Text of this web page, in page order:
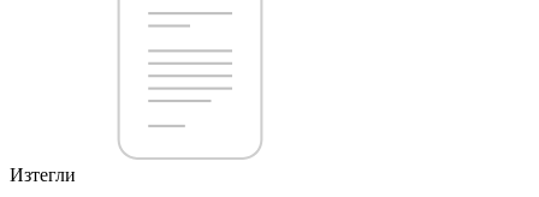
Изтегли